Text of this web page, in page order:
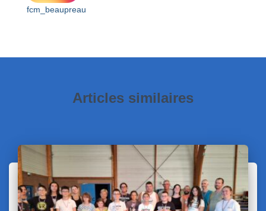
fcm_beaupreau
Articles similaires